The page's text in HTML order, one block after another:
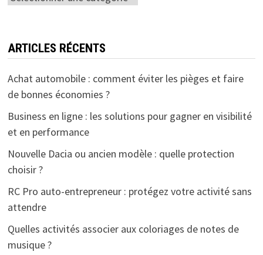
ARTICLES RÉCENTS
Achat automobile : comment éviter les pièges et faire
de bonnes économies ?
Business en ligne : les solutions pour gagner en visibilité
et en performance
Nouvelle Dacia ou ancien modèle : quelle protection
choisir ?
RC Pro auto-entrepreneur : protégez votre activité sans
attendre
Quelles activités associer aux coloriages de notes de
musique ?